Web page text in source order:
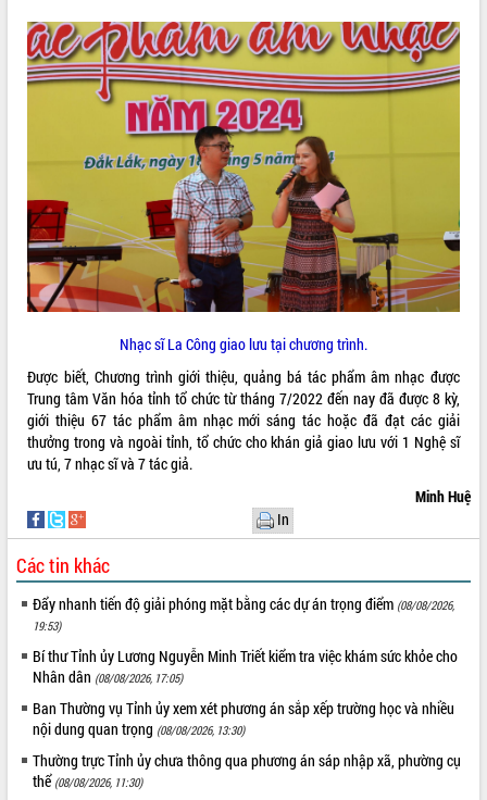
Nhạc sĩ La Công giao lưu tại chương trình.
Được biết, Chương trình giới thiệu, quảng bá tác phẩm âm nhạc được
Trung tâm Văn hóa tỉnh tổ chức từ tháng 7/2022 đến nay đã được 8 kỳ,
giới thiệu 67 tác phẩm âm nhạc mới sáng tác hoặc đã đạt các giải
thưởng trong và ngoài tỉnh, tổ chức cho khán giả giao lưu với 1 Nghệ sĩ
ưu tú, 7 nhạc sĩ và 7 tác giả.
Minh Huệ
In
Các tin khác
Đẩy nhanh tiến độ giải phóng mặt bằng các dự án trọng điểm (08/08/2026,
19:53)
Bí thư Tỉnh ủy Lương Nguyễn Minh Triết kiểm tra việc khám sức khỏe cho
Nhân dân (08/08/2026, 17:05)
Ban Thường vụ Tỉnh ủy xem xét phương án sắp xếp trường học và nhiều
nội dung quan trọng (08/08/2026, 13:30)
Thường trực Tỉnh ủy chưa thông qua phương án sáp nhập xã, phường cụ
thể (08/08/2026, 11:30)